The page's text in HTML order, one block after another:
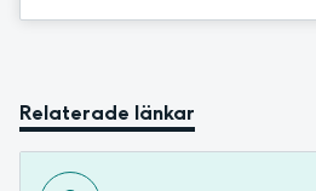
Relaterade länkar